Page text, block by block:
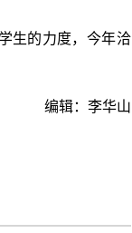
生的力度，今年洽
编辑：李华山